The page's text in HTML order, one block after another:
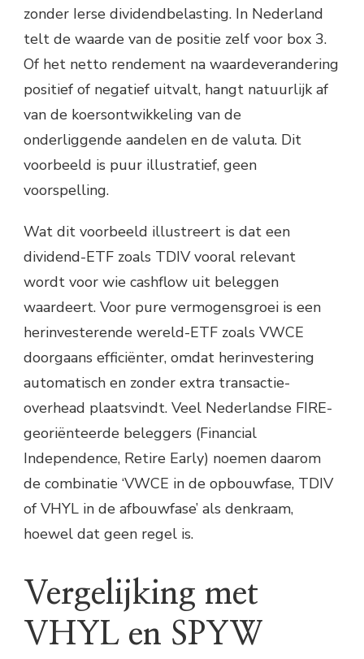
zonder Ierse dividendbelasting. In Nederland
telt de waarde van de positie zelf voor box 3.
Of het netto rendement na waardeverandering
positief of negatief uitvalt, hangt natuurlijk af
van de koersontwikkeling van de
onderliggende aandelen en de valuta. Dit
voorbeeld is puur illustratief, geen
voorspelling.
Wat dit voorbeeld illustreert is dat een
dividend-ETF zoals TDIV vooral relevant
wordt voor wie cashflow uit beleggen
waardeert. Voor pure vermogensgroei is een
herinvesterende wereld-ETF zoals VWCE
doorgaans efficiënter, omdat herinvestering
automatisch en zonder extra transactie-
overhead plaatsvindt. Veel Nederlandse FIRE-
georiënteerde beleggers (Financial
Independence, Retire Early) noemen daarom
de combinatie ‘VWCE in de opbouwfase, TDIV
of VHYL in de afbouwfase’ als denkraam,
hoewel dat geen regel is.
Vergelijking met
VHYL en SPYW